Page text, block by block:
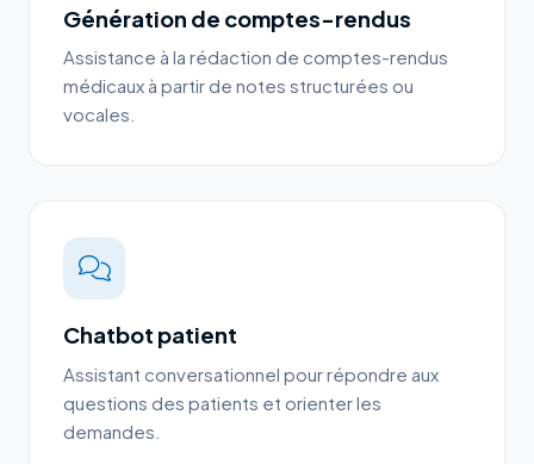
Génération de comptes-rendus
Assistance à la rédaction de comptes-rendus
médicaux à partir de notes structurées ou
vocales.
Chatbot patient
Assistant conversationnel pour répondre aux
questions des patients et orienter les
demandes.